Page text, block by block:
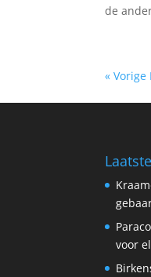
de
« Vorige
voor